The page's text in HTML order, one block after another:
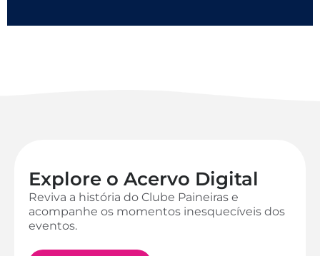
Explore o Acervo Digital
Reviva a história do Clube Paineiras e
acompanhe os momentos inesquecíveis dos
eventos.